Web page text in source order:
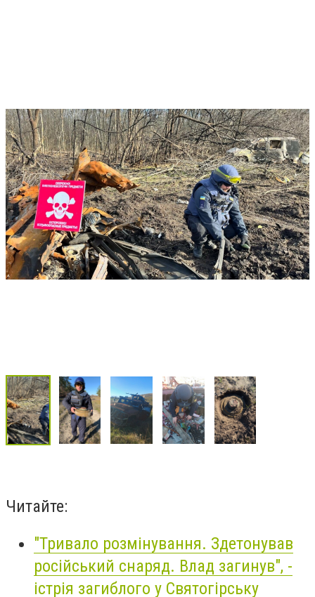
Читайте:
"Тривало розмінування. Здетонував
російський снаряд. Влад загинув", -
істрія загиблого у Святогірську